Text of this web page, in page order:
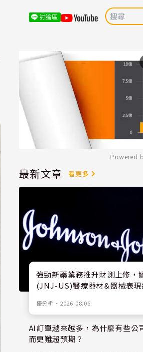
討論區
Powered
最新文章 看更多
強勁新藥業務推升財測上修，
(JNJ-US)醫療器材&器械表現
優分析 ． 2026.08.06
AI訂單越來越多，為什麼有些公
而更難超預期？